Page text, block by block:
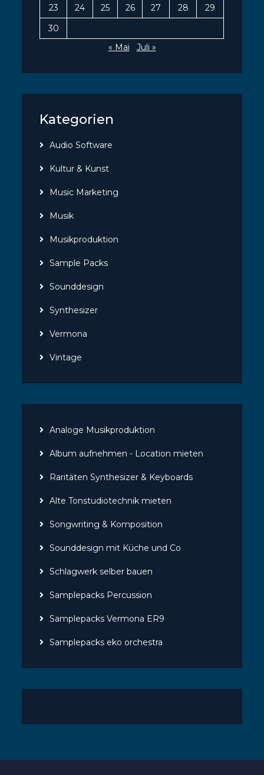
23 24 25 26 27 28
29
30
« Mai
Juli »
Kategorien
Audio Software
Kultur & Kunst
Music Marketing
Musik
Musikproduktion
Sample Packs
Sounddesign
Synthesizer
Vermona
Vintage
Analoge Musikproduktion
Album aufnehmen - Location mieten
Raritäten Synthesizer & Keyboards
Alte Tonstudiotechnik mieten
Songwriting & Komposition
Sounddesign mit Küche und Co
Schlagwerk selber bauen
Samplepacks Percussion
Samplepacks Vermona ER9
Samplepacks eko orchestra